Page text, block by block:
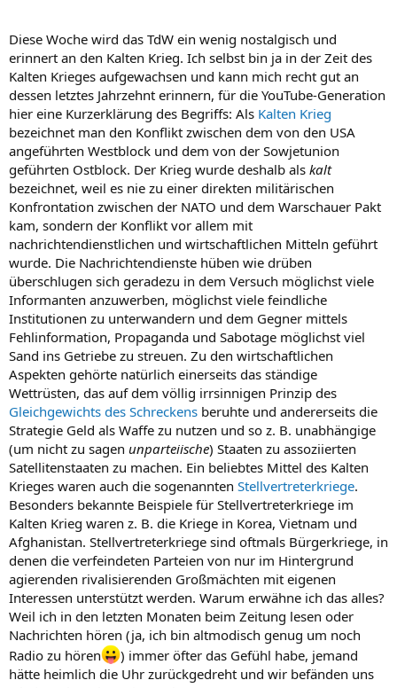
Diese Woche wird das TdW ein wenig nostalgisch und
erinnert an den Kalten Krieg. Ich selbst bin ja in der Zeit des
Kalten Krieges aufgewachsen und kann mich recht gut an
dessen letztes Jahrzehnt erinnern, für die YouTube-Generation
hier eine Kurzerklärung des Begriffs: Als Kalten Krieg
bezeichnet man den Konflikt zwischen dem von den USA
angeführten Westblock und dem von der Sowjetunion
geführten Ostblock. Der Krieg wurde deshalb als kalt
bezeichnet, weil es nie zu einer direkten militärischen
Konfrontation zwischen der NATO und dem Warschauer Pakt
kam, sondern der Konflikt vor allem mit
nachrichtendienstlichen und wirtschaftlichen Mitteln geführt
wurde. Die Nachrichtendienste hüben wie drüben
überschlugen sich geradezu in dem Versuch möglichst viele
Informanten anzuwerben, möglichst viele feindliche
Institutionen zu unterwandern und dem Gegner mittels
Fehlinformation, Propaganda und Sabotage möglichst viel
Sand ins Getriebe zu streuen. Zu den wirtschaftlichen
Aspekten gehörte natürlich einerseits das ständige
Wettrüsten, das auf dem völlig irrsinnigen Prinzip des
Gleichgewichts des Schreckens beruhte und andererseits die
Strategie Geld als Waffe zu nutzen und so z. B. unabhängige
(um nicht zu sagen unparteiische) Staaten zu assoziierten
Satellitenstaaten zu machen. Ein beliebtes Mittel des Kalten
Krieges waren auch die sogenannten Stellvertreterkriege.
Besonders bekannte Beispiele für Stellvertreterkriege im
Kalten Krieg waren z. B. die Kriege in Korea, Vietnam und
Afghanistan. Stellvertreterkriege sind oftmals Bürgerkriege, in
denen die verfeindeten Parteien von nur im Hintergrund
agierenden rivalisierenden Großmächten mit eigenen
Interessen unterstützt werden. Warum erwähne ich das alles?
Weil ich in den letzten Monaten beim Zeitung lesen oder
Nachrichten hören (ja, ich bin altmodisch genug um noch
Radio zu hören
) immer öfter das Gefühl habe, jemand
hätte heimlich die Uhr zurückgedreht und wir befänden uns